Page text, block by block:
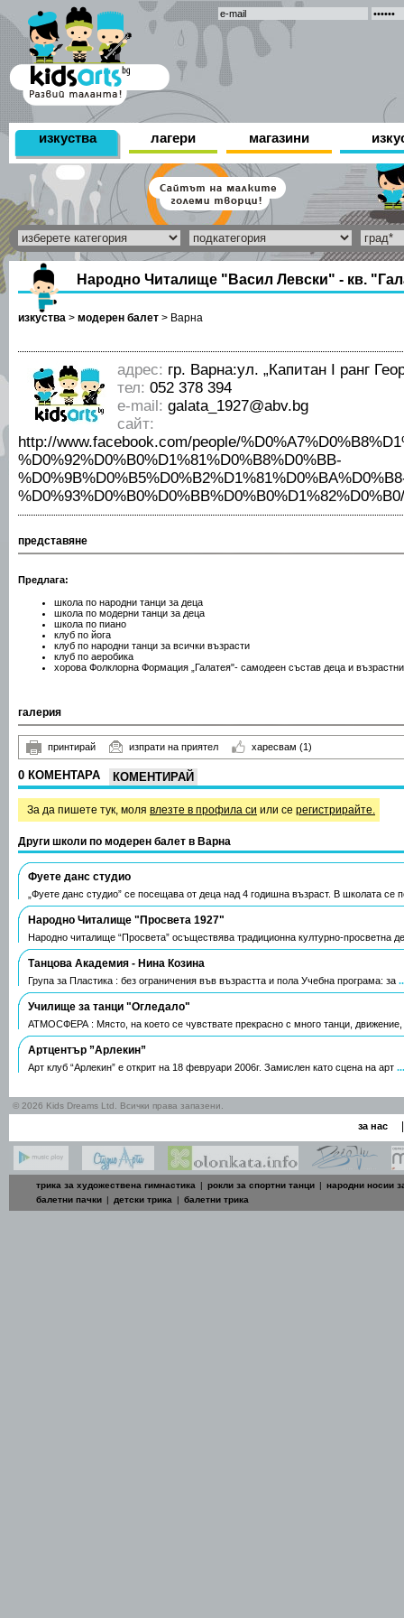
изкуства лагери магазини
Народно Читалище "Васил Левски" - кв.
изкуства > модерен балет > Варна
адрес: гр. Варна:ул. „Капитан I ранг
тел: 052 378 394
е-mail: galata_1927@abv.bg
сайт:
http://www.facebook.com/people/
%D0%92%D0%B0%D1%81%D0%B8%D0%BB-
представяне
Предлага:
школа по народни танци за деца
школа по модерни танци за деца
школа по пиано
клуб по йога
клуб по народни танци за всички възрасти
клуб по аеробика
хорова Фолклорна Формация „Галатея"- самодеен състав деца и
галерия
принтирай изпрати на приятел харесвам (1)
0 КОМЕНТАРА КОМЕНТИРАЙ
За да пишете тук, моля влезте в профила си или се регистрирайте.
Други школи по модерен балет в Варна
Фуете данс студио
„Фуете данс студио” се посещава от деца над 4 годишна възраст. В школата се
Народно Читалище "Просвета 1927"
Народно читалище “Просвета” осъществява традиционна културно-просветна
Танцовa Академия - Нина Козина
Група за Пластика : без ограничения във възрастта и пола Учебна програма: за
Училище за танци "Огледало"
АТМОСФЕРА : Място, на което се чувствате прекрасно с много танци,
Артцентър ”Арлекин”
Арт клуб “Арлекин” е открит на 18 февруари 2006г. Замислен като сцена на арт
© 2026 Kids Dreams Ltd. Всички права запазени.
за нас
трика за художествена гимнастика | рокли за спортни танци | народни носии
балетни пачки | детски трика | балетни трика